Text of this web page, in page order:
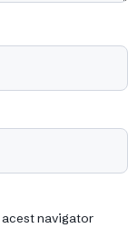
acest navigator